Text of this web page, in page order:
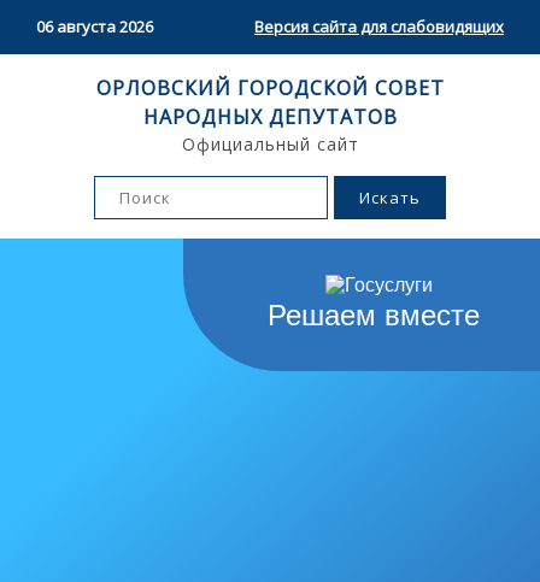
06 августа 2026 Версия сайта для слабовидящих
ОРЛОВСКИЙ ГОРОДСКОЙ СОВЕТ
НАРОДНЫХ ДЕПУТАТОВ
Официальный сайт
Решаем вместе